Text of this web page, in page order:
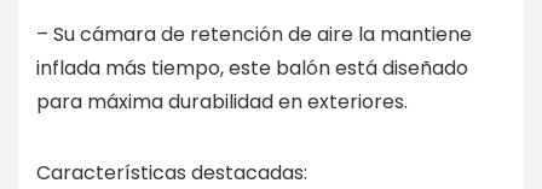
– Su cámara de retención de aire la mantiene
inflada más tiempo, este balón está diseñado
para máxima durabilidad en exteriores.
Características destacadas: